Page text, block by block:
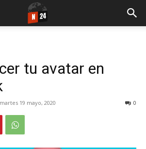
tu avatar en
martes 19 mayo, 2020 0